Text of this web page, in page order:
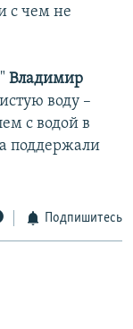
с чем не
Владимир
воду –
с водой в
поддержали
Подпишитесь